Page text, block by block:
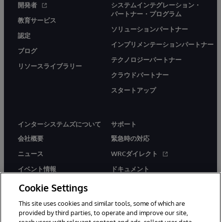
開発者
教育サービス
認定
ブログ
リソースライブラリー
システムインテグレーション・
パートナー・プログラム
ソリューションパートナー
インプリメンテーションパートナー
テクノロジーパートナー
クラウドパートナー
スタートアップ
インターシステムズについて
会社概要
ニュース
イベント情報
採用情報
サポート
緊急時の対応
WRCダイレクト
ドキュメント
Cookie Settings
This site uses cookies and similar tools, some of which are
provided by third parties, to operate and improve our site,